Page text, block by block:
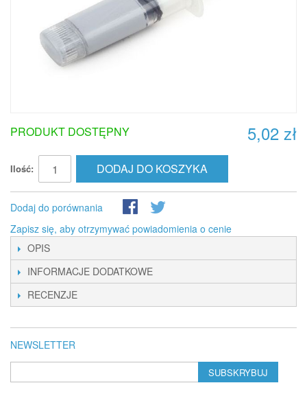
5,02 zł
PRODUKT DOSTĘPNY
Ilość: DODAJ DO KOSZYKA
Dodaj do porównania
Zapisz się, aby otrzymywać powiadomienia o cenie
OPIS
INFORMACJE DODATKOWE
RECENZJE
NEWSLETTER
SUBSKRYBUJ